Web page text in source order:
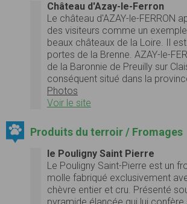
Château d'Azay-le-Ferron
Le château d'AZAY-le-FERRON
des visiteurs comme un
beaux châteaux de la Loire. Il
portes de la Brenne. AZAY-le-
de la Baronnie de Preuilly sur
conséquent situé dans la
Photos
Voir le site
Produits du terroir / Fromages
le Pouligny Saint Pierre
Le Pouligny Saint-Pierre est un
molle fabriqué exclusivement
chèvre entier et cru. Présenté